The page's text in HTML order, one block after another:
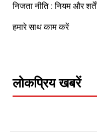
निजता नीति : नियम और शर्तें
हमारे साथ काम करें
लोकप्रिय खबरें